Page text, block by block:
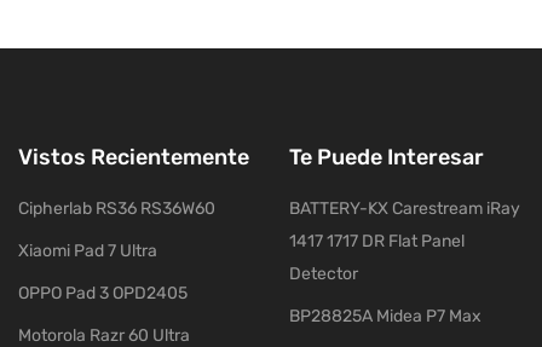
Vistos Recientemente
Cipherlab RS36 RS36W60
Xiaomi Pad 7 Ultra
OPPO Pad 3 OPD2405
Motorola Razr 60 Ultra
Te Puede Interesar
BATTERY-KX Carestream iRay
1417 1717 DR Flat Panel
Detector
BP28825A Midea P7 Max